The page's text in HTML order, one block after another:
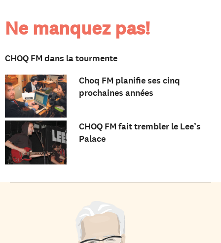
Ne manquez pas!
CHOQ FM dans la tourmente
Choq FM planifie ses cinq
prochaines années
CHOQ FM fait trembler le Lee’s
Palace